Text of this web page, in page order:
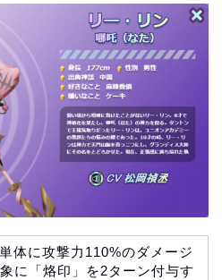
単体に攻撃力110%のダメージ
に「烙印」を2ターン付与す